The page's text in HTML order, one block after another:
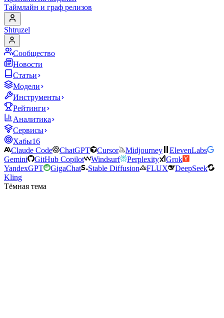
Таймлайн и граф релизов
Shtruzel
Сообщество
Новости
Статьи
Модели
Инструменты
Рейтинги
Аналитика
Сервисы
Хабы16
Claude Code
ChatGPT Cursor Midjourney
ElevenLabs
Gemini
GitHub Copilot Windsurf Perplexity
Grok
YandexGPT
GigaChat Stable Diffusion FLUX
DeepSeek
Kling
Тёмная тема